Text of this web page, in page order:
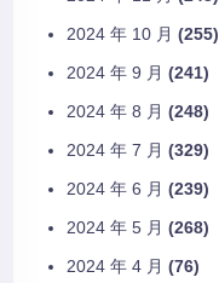
2024 年 10 月 (255)
2024 年 9 月 (241)
2024 年 8 月 (248)
2024 年 7 月 (329)
2024 年 6 月 (239)
2024 年 5 月 (268)
2024 年 4 月 (76)